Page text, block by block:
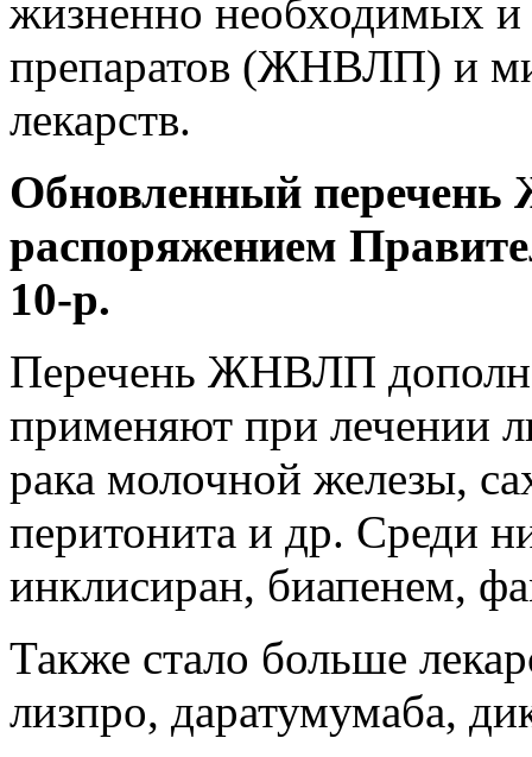
жизненно необходимых
препаратов (ЖНВЛП) и
лекарств.
Обновленный
распоряжением
10-р.
Перечень ЖНВЛП
применяют при лечении
рака молочной железы,
перитонита и др. Среди
инклисиран, биапенем,
Также стало больше
лизпро, даратумумаба,